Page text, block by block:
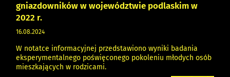
gniazdowników w województwie podlaskim w
2022 r.
16.08.2024
W notatce informacyjnej przedstawiono wyniki badania
eksperymentalnego poświęconego pokoleniu młodych osób
mieszkających w rodzicami.